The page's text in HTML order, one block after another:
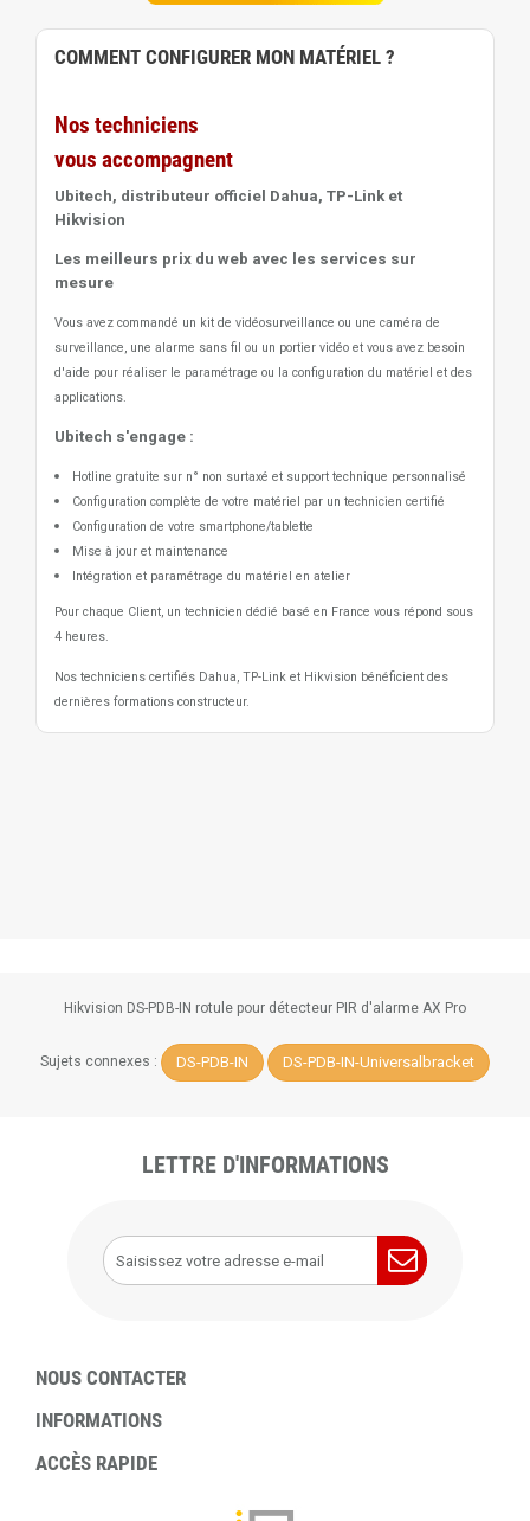
COMMENT CONFIGURER MON MATÉRIEL ?
Nos techniciens
vous accompagnent
Ubitech, distributeur officiel Dahua, TP-Link et
Hikvision
Les meilleurs prix du web avec les services sur
mesure
Vous avez commandé un kit de vidéosurveillance ou une caméra de
surveillance, une alarme sans fil ou un portier vidéo et vous avez besoin
d'aide pour réaliser le paramétrage ou la configuration du matériel et des
applications.
Ubitech s'engage :
Hotline gratuite sur n° non surtaxé et support technique personnalisé
Configuration complète de votre matériel par un technicien certifié
Configuration de votre smartphone/tablette
Mise à jour et maintenance
Intégration et paramétrage du matériel en atelier
Pour chaque Client, un technicien dédié basé en France vous répond sous
4 heures.
Nos techniciens certifiés Dahua, TP-Link et Hikvision bénéficient des
dernières formations constructeur.
Hikvision DS-PDB-IN rotule pour détecteur PIR d'alarme AX Pro
Sujets connexes : DS-PDB-IN DS-PDB-IN-Universalbracket
LETTRE D'INFORMATIONS
NOUS CONTACTER
INFORMATIONS
ACCÈS RAPIDE